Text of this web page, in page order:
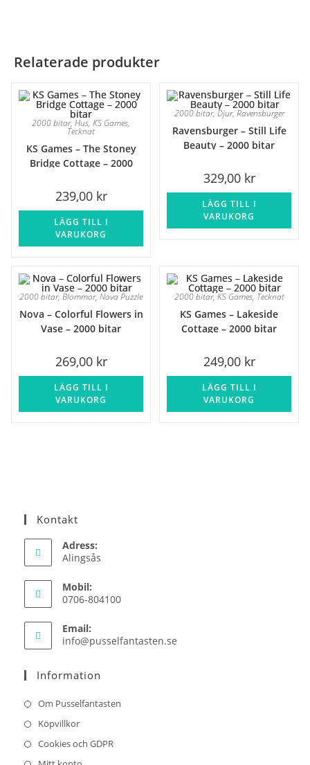
Relaterade produkter
2000 bitar, Hus, KS Games,
Tecknat
KS Games – The Stoney
Bridge Cottage – 2000
239,00 kr
LÄGG TILL I
VARUKORG
2000 bitar, Djur, Ravensburger
Ravensburger – Still Life
Beauty – 2000 bitar
329,00 kr
LÄGG TILL I
VARUKORG
2000 bitar, Blommor, Nova Puzzle
Nova – Colorful Flowers in
Vase – 2000 bitar
269,00 kr
LÄGG TILL I
VARUKORG
2000 bitar,KS Games, Tecknat
KS Games – Lakeside
Cottage – 2000 bitar
249,00 kr
LÄGG TILL I
VARUKORG
Kontakt
Adress:
Alingsås
Mobil:
0706-804100
Email:
info@pusselfantasten.se
Information
Om Pusselfantasten
Köpvillkor
Cookies och GDPR